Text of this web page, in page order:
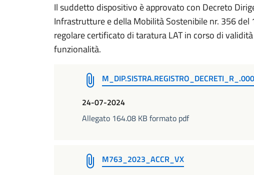
Il suddetto dispositivo è approvato con Decreto
Infrastrutture e della Mobilità Sostenibile nr. 356
regolare certificato di taratura LAT in corso di
funzionalità.
24-07-2024
Allegato 164.08 KB formato pdf
M763_2023_ACCR_VX